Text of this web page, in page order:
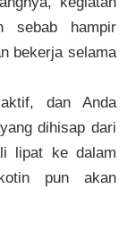
sebab hampir
bekerja selama
dan Anda
dihisap dari
lipat ke dalam
pun akan